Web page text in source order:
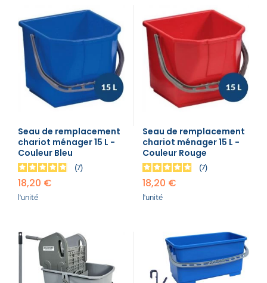
Seau de remplacement
chariot ménager 15 L -
Couleur Bleu
7
18,20 €
l'unité
Seau de remplacement
chariot ménager 15 L -
Couleur Rouge
7
18,20 €
l'unité